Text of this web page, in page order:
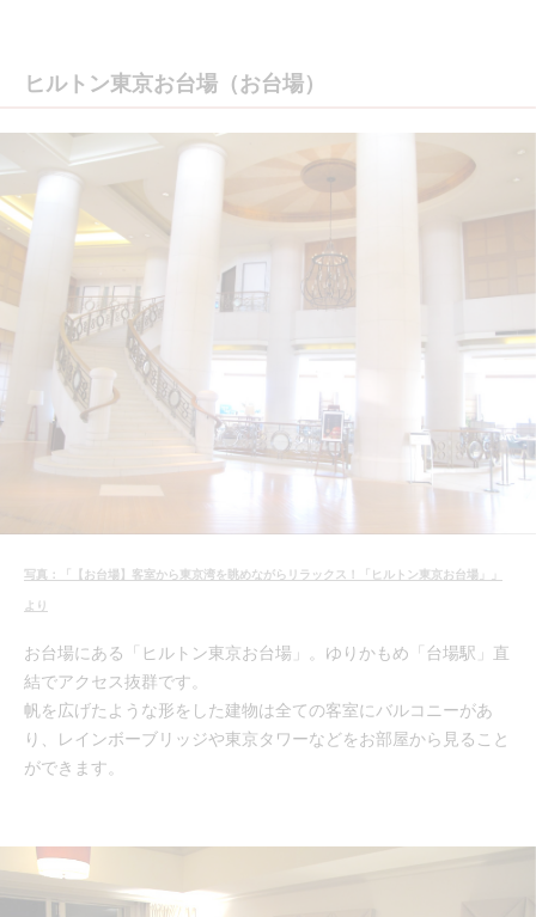
ヒルトン東京お台場（お台場）
写真：「【お台場】客室から東京湾を眺めながらリラックス！「ヒルトン東京お台場」」
より
お台場にある「ヒルトン東京お台場」。ゆりかもめ「台場駅」直
結でアクセス抜群です。
帆を広げたような形をした建物は全ての客室にバルコニーがあ
り、レインボーブリッジや東京タワーなどをお部屋から見ること
ができます。